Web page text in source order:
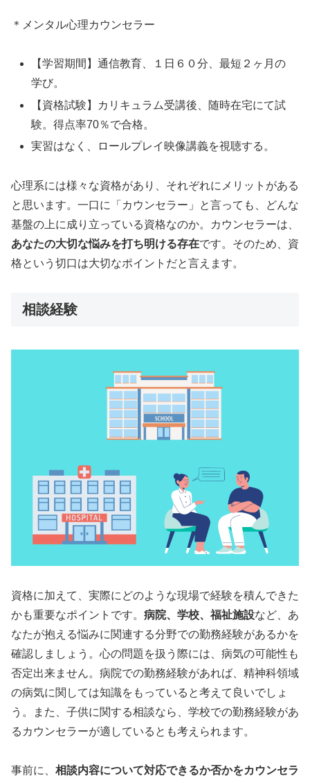
＊メンタル心理カウンセラー
【学習期間】通信教育、１日６０分、最短２ヶ月の
学び。
【資格試験】カリキュラム受講後、随時在宅にて試
験。得点率70％で合格。
実習はなく、ロールプレイ映像講義を視聴する。
心理系には様々な資格があり、それぞれにメリットがある
と思います。一口に「カウンセラー」と言っても、どんな
基盤の上に成り立っている資格なのか。カウンセラーは、
あなたの大切な悩みを打ち明ける存在です。そのため、資
格という切口は大切なポイントだと言えます。
相談経験
資格に加えて、実際にどのような現場で経験を積んできた
かも重要なポイントです。 病院、学校、福祉施設など、あ
なたが抱える悩みに関連する分野での勤務経験があるかを
確認しましょう。心の問題を扱う際には、病気の可能性も
否定出来ません。病院での勤務経験があれば、精神科領域
の病気に関しては知識をもっていると考えて良いでしょ
う。また、子供に関する相談なら、学校での勤務経験があ
るカウンセラーが適しているとも考えられます。
事前に、 相談内容について対応できるか否かをカウンセラ